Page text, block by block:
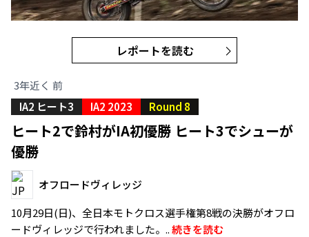
レポートを読む
3年近く 前
IA2 ヒート3
IA2 2023 Round 8
ヒート2で鈴村がIA初優勝 ヒート3でシューが
優勝
オフロードヴィレッジ
10月29日(日)、全日本モトクロス選手権第8戦の決勝がオフロ
ードヴィレッジで行われました。..続きを読む